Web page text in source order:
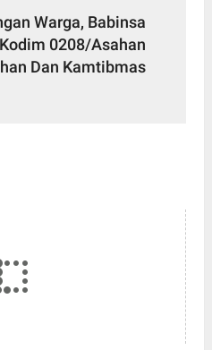
Warga, Babinsa
0208/Asahan
Dan Kamtibmas